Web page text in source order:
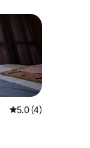
Calificación
5.0 (4)